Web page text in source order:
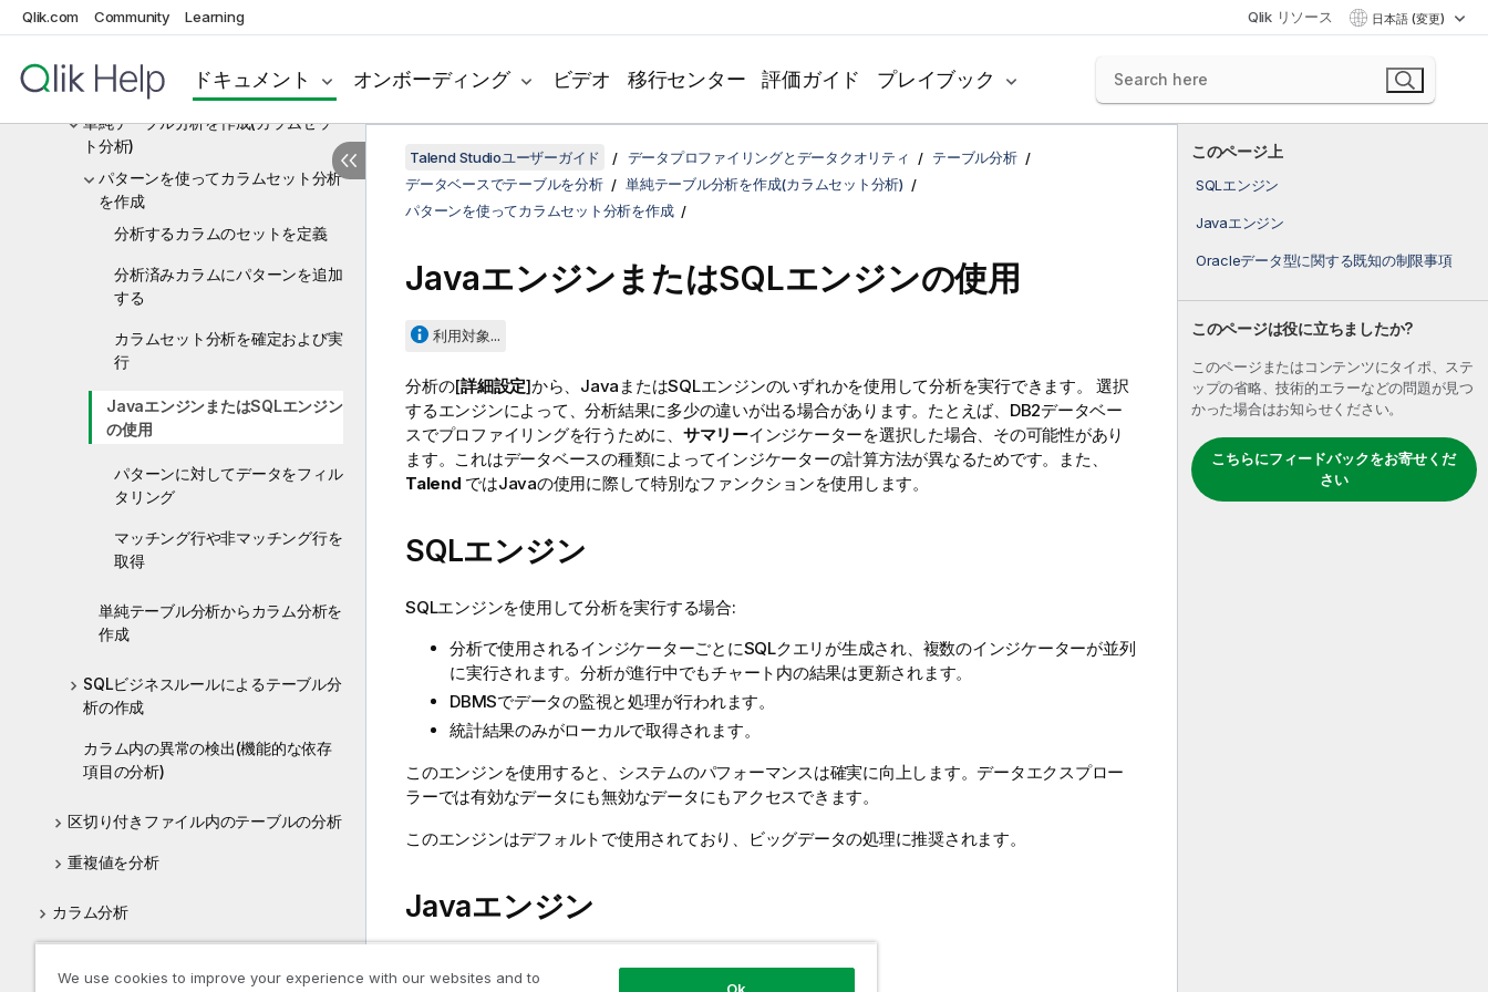
Qlik.com Community Learning Qlik リソース 日本語 (変更)
ドキュメント オンボーディング ビデオ 移行センター 評価ガイド プレイブック
テーブル分析
データベースでテーブルを分析
単純テーブル分析を作成(カラムセッ
ト分析)
パターンを使ってカラムセット分析
を作成
分析するカラムのセットを定義
分析済みカラムにパターンを追加
する
カラムセット分析を確定および実
行
JavaエンジンまたはSQLエンジン
の使用
パターンに対してデータをフィル
タリング
マッチング行や非マッチング行を
取得
単純テーブル分析からカラム分析を
作成
SQLビジネスルールによるテーブル分
析の作成
カラム内の異常の検出(機能的な依存
項目の分析)
区切り付きファイル内のテーブルの分析
重複値を分析
カラム分析
このページ上
SQLエンジン
Javaエンジン
Oracleデータ型に関する既知の制限事項
このページは役に立ちましたか?
このページまたはコンテンツにタイポ、ステ
ップの省略、技術的エラーなどの問題が見つ
かった場合はお知らせください。
こちらにフィードバックをお寄せくだ
さい
Talend Studioユーザーガイド データプロファイリングとデータクオリティ
テーブル分析
データベースでテーブルを分析
単純テーブル分析を作成(カラムセット分析)
パターンを使ってカラムセット分析を作成
JavaエンジンまたはSQLエンジンの使用
利用対象...
分析の[詳細設定]から、JavaまたはSQLエンジンのいずれかを使用して分析を実行できます。
選択
するエンジンによって、分析結果に多少の違いが出る場合があります。たとえば、DB2データベー
スでプロファイリングを行うために、 サマリーインジケーターを選択した場合、その可能性があり
ます。これはデータベースの種類によってインジケーターの計算方法が異なるためです。また、
Talend ではJavaの使用に際して特別なファンクションを使用します。
SQLエンジン
SQLエンジンを使用して分析を実行する場合:
分析で使用されるインジケーターごとにSQLクエリが生成され、複数のインジケーターが並列
に実行されます。分析が進行中でもチャート内の結果は更新されます。
DBMSでデータの監視と処理が行われます。
統計結果のみがローカルで取得されます。
このエンジンを使用すると、システムのパフォーマンスは確実に向上します。データエクスプロー
ラーでは有効なデータにも無効なデータにもアクセスできます。
このエンジンはデフォルトで使用されており、ビッグデータの処理に推奨されます。
Javaエンジン
We use cookies to improve your experience with our websites and to